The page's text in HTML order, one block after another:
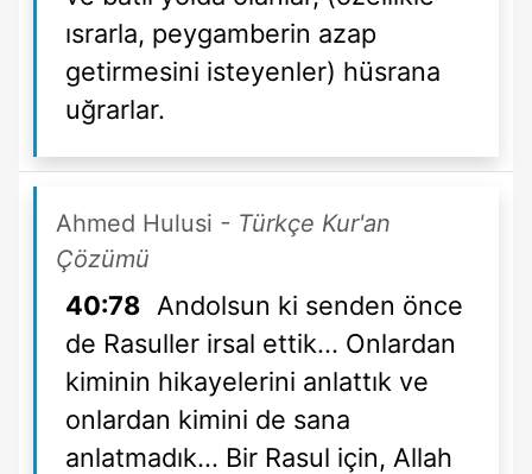
ısrarla, peygamberin azap
getirmesini isteyenler) hüsrana
uğrarlar.
Ahmed Hulusi - Türkçe Kur'an
Çözümü
40:78 Andolsun ki senden önce
de Rasuller irsal ettik... Onlardan
kiminin hikayelerini anlattık ve
onlardan kimini de sana
anlatmadık... Bir Rasul için, Allah